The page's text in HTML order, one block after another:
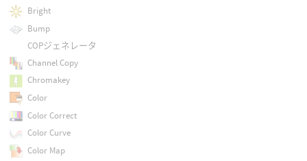
Bright
Bump
COPジェネレータ
Channel Copy
Chromakey
Color
Color Correct
Color Curve
Color Map